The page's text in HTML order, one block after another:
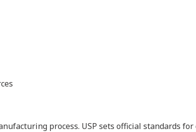
process. USP sets official standards